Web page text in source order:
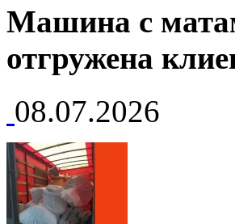
Машина с
отгружена
08.07.2026